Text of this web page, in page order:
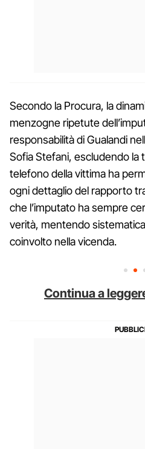
Secondo la Procura, la
menzogne ripetute
responsabilità di Gualandi
Sofia Stefani, escludendo la
telefono della vittima ha
ogni dettaglio del rapporto
che l’imputato ha sempre
verità, mentendo
coinvolto nella vicenda.
Continua a